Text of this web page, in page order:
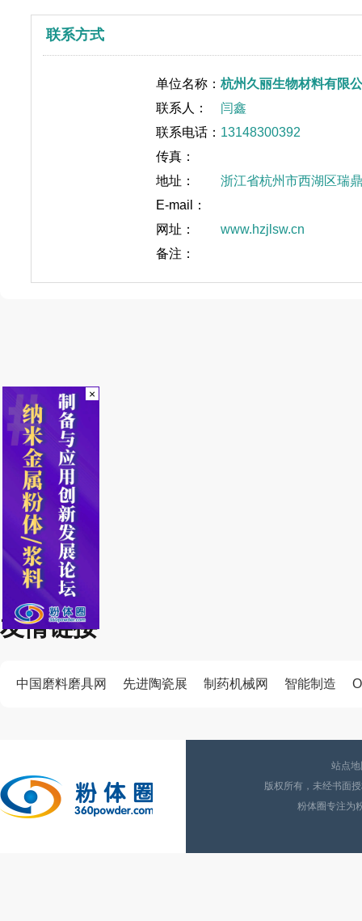
联系方式
单位名称： 杭州久丽生物材料有限
联系人：
闫鑫
联系电话： 13148300392
传真：
地址：
浙江省杭州市西湖区瑞
E-mail：
网址：
www.hzjlsw.cn
备注：
友情链接
中国磨料磨具网 先进陶瓷展 制药机械网 智能制造
站点
版权所有，未经书面
粉体圈专注为
×